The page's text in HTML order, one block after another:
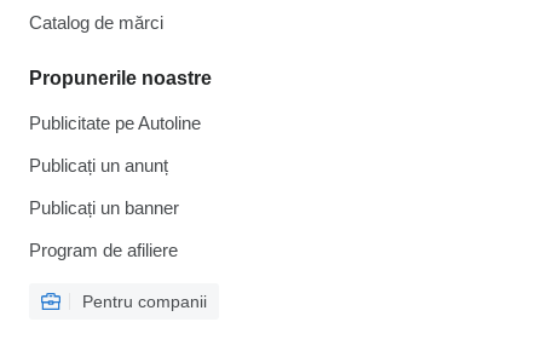
Catalog de mărcі
Propunerile noastre
Publicitate pe Autoline
Publicați un anunț
Publicați un banner
Program de afiliere
Pentru companii